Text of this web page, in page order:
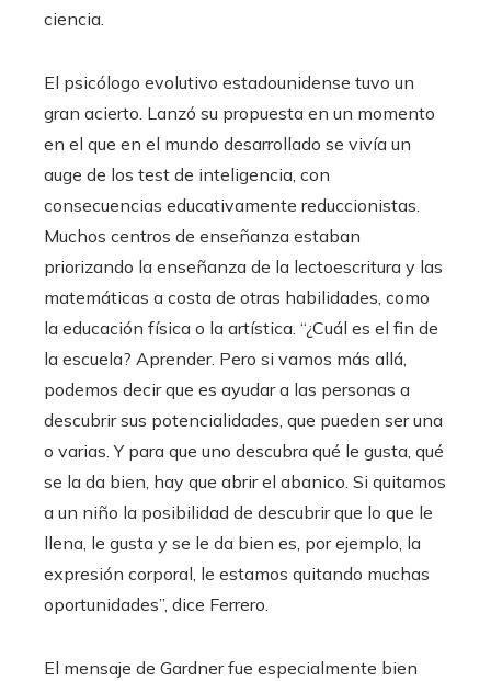
ciencia.
El psicólogo evolutivo estadounidense tuvo un
gran acierto. Lanzó su propuesta en un momento
en el que en el mundo desarrollado se vivía un
auge de los test de inteligencia, con
consecuencias educativamente reduccionistas.
Muchos centros de enseñanza estaban
priorizando la enseñanza de la lectoescritura y las
matemáticas a costa de otras habilidades, como
la educación física o la artística. “¿Cuál es el fin de
la escuela? Aprender. Pero si vamos más allá,
podemos decir que es ayudar a las personas a
descubrir sus potencialidades, que pueden ser una
o varias. Y para que uno descubra qué le gusta, qué
se la da bien, hay que abrir el abanico. Si quitamos
a un niño la posibilidad de descubrir que lo que le
llena, le gusta y se le da bien es, por ejemplo, la
expresión corporal, le estamos quitando muchas
oportunidades”, dice Ferrero.
El mensaje de Gardner fue especialmente bien